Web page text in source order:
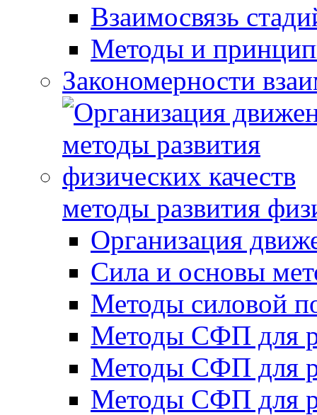
Взаимосвязь
Методы и
Закономерности
методы развития
Организация
Сила и основы
Методы силовой
Методы СФП для
Методы СФП для
Методы СФП для